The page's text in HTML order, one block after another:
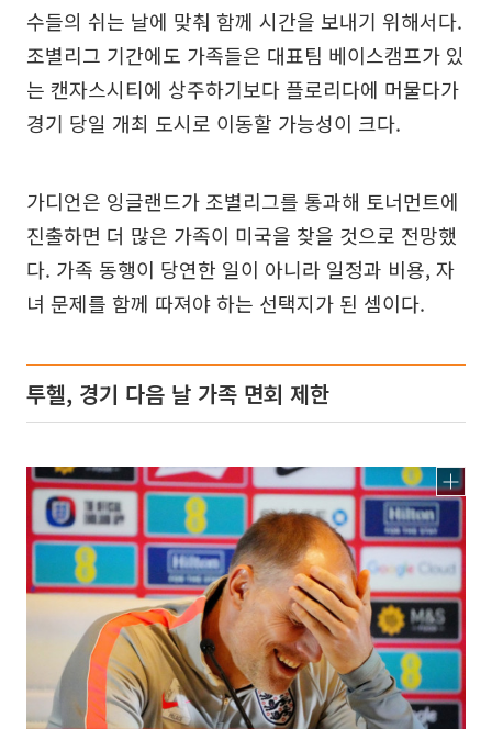
수들의 쉬는 날에 맞춰 함께 시간을 보내기 위해서다.
조별리그 기간에도 가족들은 대표팀 베이스캠프가 있
는 캔자스시티에 상주하기보다 플로리다에 머물다가
경기 당일 개최 도시로 이동할 가능성이 크다.
가디언은 잉글랜드가 조별리그를 통과해 토너먼트에
진출하면 더 많은 가족이 미국을 찾을 것으로 전망했
다. 가족 동행이 당연한 일이 아니라 일정과 비용, 자
녀 문제를 함께 따져야 하는 선택지가 된 셈이다.
투헬, 경기 다음 날 가족 면회 제한